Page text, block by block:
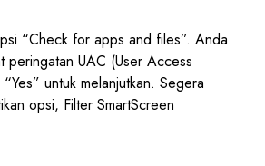
“Check for apps and files”. Anda
peringatan UAC (User Access
untuk melanjutkan. Segera
opsi, Filter SmartScreen